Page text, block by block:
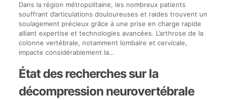
Dans la région métropolitaine, les nombreux patients
souffrant d’articulations douloureuses et raides trouvent un
soulagement précieux grâce à une prise en charge rapide
alliant expertise et technologies avancées. L’arthrose de la
colonne vertébrale, notamment lombaire et cervicale,
impacte considérablement la…
État des recherches sur la
décompression neurovertébrale